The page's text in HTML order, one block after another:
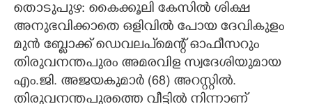
LITERATURE
ZOOM
തൊടുപുഴ: കൈക്കൂലി കേസിൽ ശിക്ഷ
അനുഭവിക്കാതെ ഒളിവിൽ പോയ ദേവികുളം
മുൻ ബ്ലോക്ക് ഡെവലപ്‌മെന്റ് ഓഫീസറും
തിരുവനന്തപുരം അമരവിള സ്വദേശിയുമായ
എം.ജി. അജയകുമാർ (68) അറസ്റ്റിൽ.
തിരുവനന്തപുരത്തെ വീട്ടിൽ നിന്നാണ്